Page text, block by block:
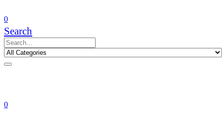
0
Search
0